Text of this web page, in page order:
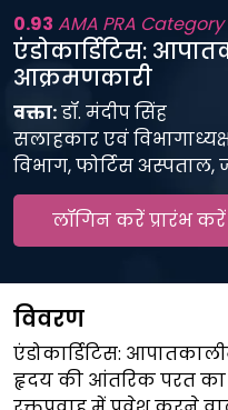
0.93 AMA PRA
एंडोकार्डिटिस:
आक्रमणकारी
वक्ता:डॉ. मंदीप सिंह
सलाहकार एवं
विभाग, फोर्टिस
लॉगिन करें प्रारंभ करें
विवरण
एंडोकार्डिटिस:
हृदय की आंतरिक परत